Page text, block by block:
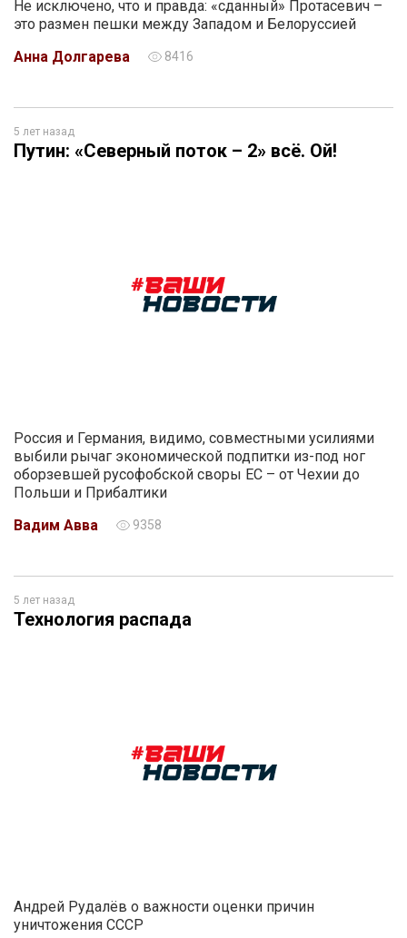
Не исключено, что и правда: «сданный» Протасевич –
это размен пешки между Западом и Белоруссией
Анна Долгарева
8416
5 лет назад
Путин: «Северный поток – 2» всё. Ой!
Россия и Германия, видимо, совместными усилиями
выбили рычаг экономической подпитки из-под ног
оборзевшей русофобской своры ЕС – от Чехии до
Польши и Прибалтики
Вадим Авва
9358
5 лет назад
Технология распада
Андрей Рудалёв о важности оценки причин
уничтожения СССР